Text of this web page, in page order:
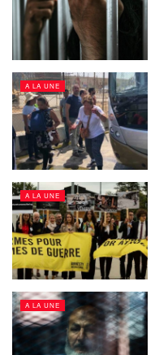
A LA UNE
A LA UNE
A LA UNE